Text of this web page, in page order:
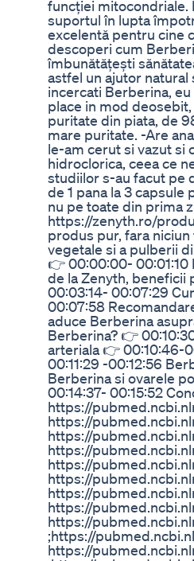
funcției mitocondriale.
suportul în lupta
excelentă pentru cine
descoperi cum
îmbunătățești
astfel un ajutor natural
incercati Berberina,
place in mod
puritate din piata, de
mare puritate. -Are
le-am cerut si vazut si
hidroclorica, ceea ce
studiilor s-au facut pe
de 1 pana la 3 capsule
nu pe toate din prima
https://zenyth.ro/
produs pur, fara
vegetale si a pulberii
👉 00:00:00- 00:01:10
de la Zenyth, beneficii
00:03:14- 00:07:29
00:07:58
aduce Berberina
Berberina? 👉
arteriala 👉 00:10:46-
00:11:29 -00:12:56
Berberina si ovarele
00:14:37- 00:15:52
https://
https://
https://
https://
https://
https://
https://
https://
https://
;https://
https://